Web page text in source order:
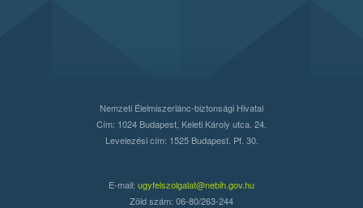
Nemzeti Élelmiszerlánc-biztonsági Hivatal
Cím: 1024 Budapest, Keleti Károly utca. 24.
Levelezési cím: 1525 Budapest. Pf. 30.
E-mail: ugyfelszolgalat@nebih.gov.hu
Zöld szám: 06-80/263-244